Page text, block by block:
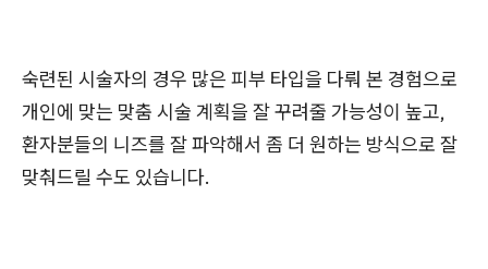
숙련된 시술자의 경우 많은 피부 타입을 다뤄 본 경험으로
개인에 맞는 맞춤 시술 계획을 잘 꾸려줄 가능성이 높고,
환자분들의 니즈를 잘 파악해서 좀 더 원하는 방식으로 잘
맞춰드릴 수도 있습니다.